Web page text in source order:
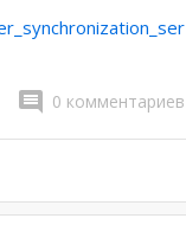
0 комментариев